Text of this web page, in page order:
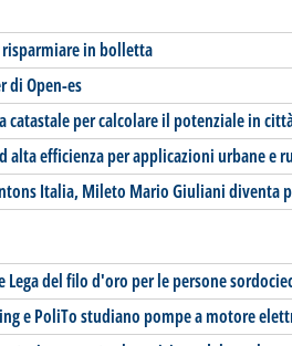
in bolletta
di Open-es
catastale per calcolare il potenziale in
alta efficienza per applicazioni urbane e
Italia, Mileto Mario Giuliani diventa
Lega del filo d'oro per le persone
e PoliTo studiano pompe a motore